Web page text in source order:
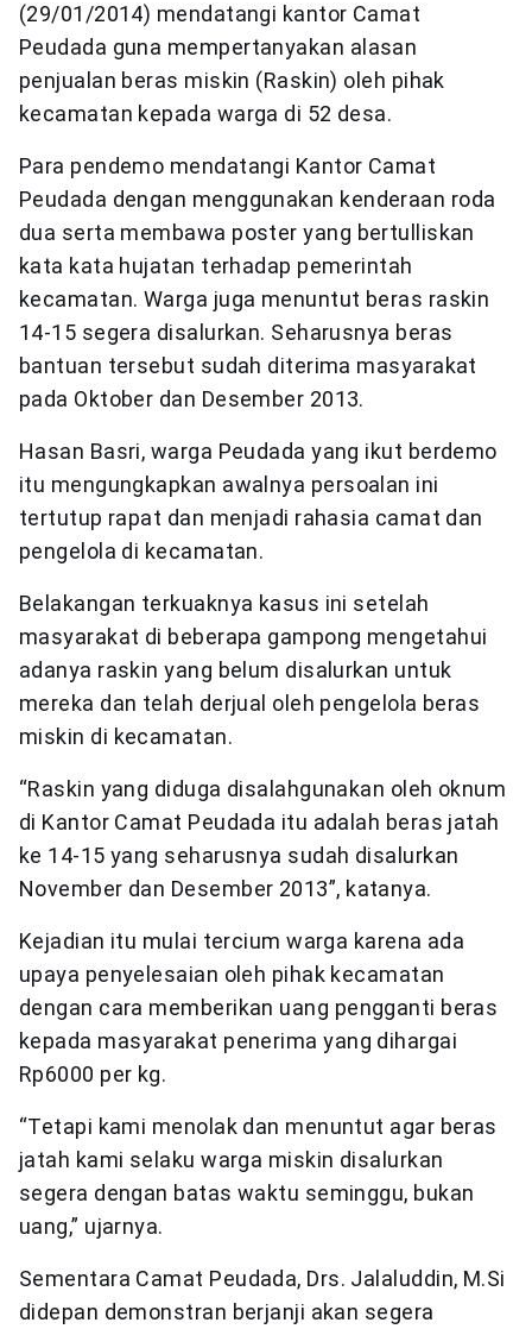
(29/01/2014) mendatangi kantor Camat
Peudada guna mempertanyakan alasan
penjualan beras miskin (Raskin) oleh pihak
kecamatan kepada warga di 52 desa.
Para pendemo mendatangi Kantor Camat
Peudada dengan menggunakan kenderaan roda
dua serta membawa poster yang bertulliskan
kata kata hujatan terhadap pemerintah
kecamatan. Warga juga menuntut beras raskin
14-15 segera disalurkan. Seharusnya beras
bantuan tersebut sudah diterima masyarakat
pada Oktober dan Desember 2013.
Hasan Basri, warga Peudada yang ikut berdemo
itu mengungkapkan awalnya persoalan ini
tertutup rapat dan menjadi rahasia camat dan
pengelola di kecamatan.
Belakangan terkuaknya kasus ini setelah
masyarakat di beberapa gampong mengetahui
adanya raskin yang belum disalurkan untuk
mereka dan telah derjual oleh pengelola beras
miskin di kecamatan.
“Raskin yang diduga disalahgunakan oleh oknum
di Kantor Camat Peudada itu adalah beras jatah
ke 14-15 yang seharusnya sudah disalurkan
November dan Desember 2013”, katanya.
Kejadian itu mulai tercium warga karena ada
upaya penyelesaian oleh pihak kecamatan
dengan cara memberikan uang pengganti beras
kepada masyarakat penerima yang dihargai
Rp6000 per kg.
“Tetapi kami menolak dan menuntut agar beras
jatah kami selaku warga miskin disalurkan
segera dengan batas waktu seminggu, bukan
uang,” ujarnya.
Sementara Camat Peudada, Drs. Jalaluddin, M.Si
didepan demonstran berjanji akan segera